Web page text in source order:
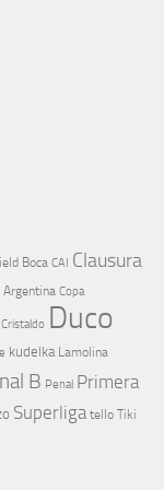
Boca CAI Clausura
Argentina Copa
Cristaldo Duco
kudelka Lamolina
B Penal Primera
Superliga tello Tiki